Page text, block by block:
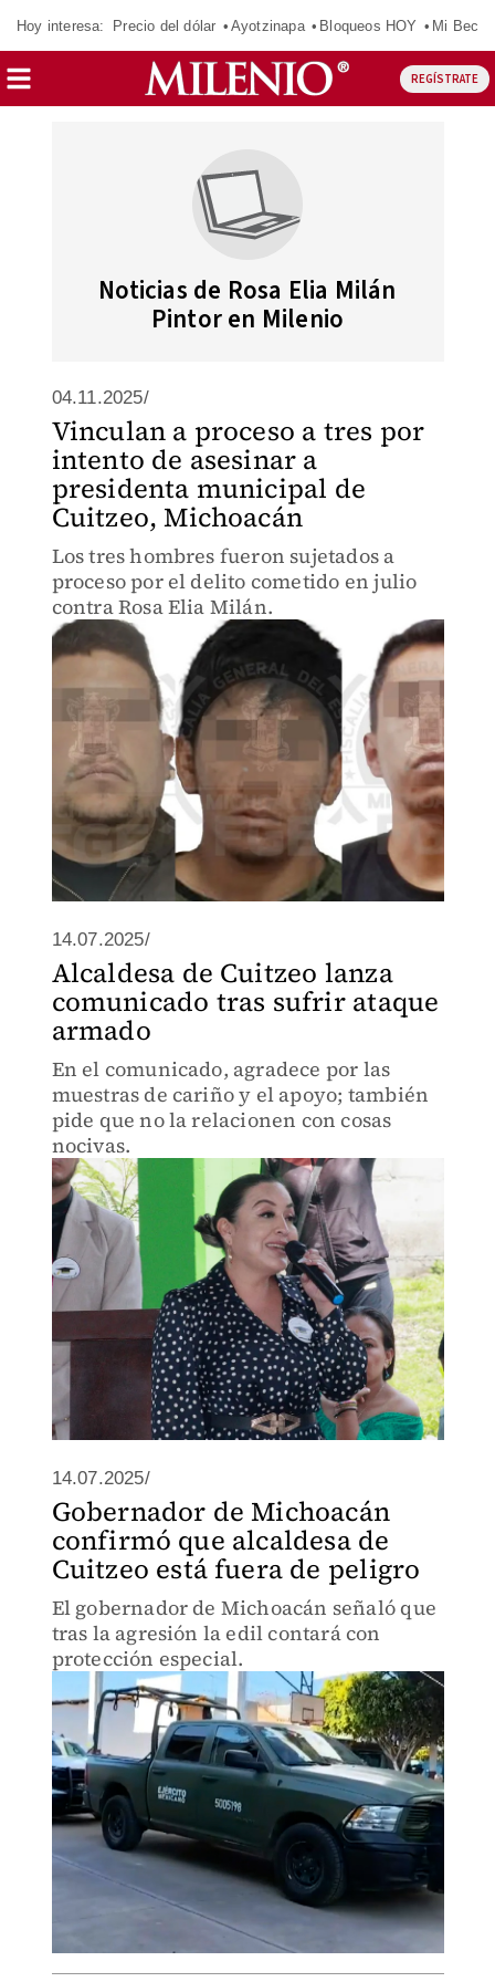
Hoy interesa: Precio del dólar Ayotzinapa Bloqueos HOY Mi Beca
REGÍSTRATE
Noticias de Rosa Elia Milán
Pintor en Milenio
04.11.2025/
Vinculan a proceso a tres por
intento de asesinar a
presidenta municipal de
Cuitzeo, Michoacán
Los tres hombres fueron sujetados a
proceso por el delito cometido en julio
contra Rosa Elia Milán.
14.07.2025/
Alcaldesa de Cuitzeo lanza
comunicado tras sufrir ataque
armado
En el comunicado, agradece por las
muestras de cariño y el apoyo; también
pide que no la relacionen con cosas
nocivas.
14.07.2025/
Gobernador de Michoacán
confirmó que alcaldesa de
Cuitzeo está fuera de peligro
El gobernador de Michoacán señaló que
tras la agresión la edil contará con
protección especial.